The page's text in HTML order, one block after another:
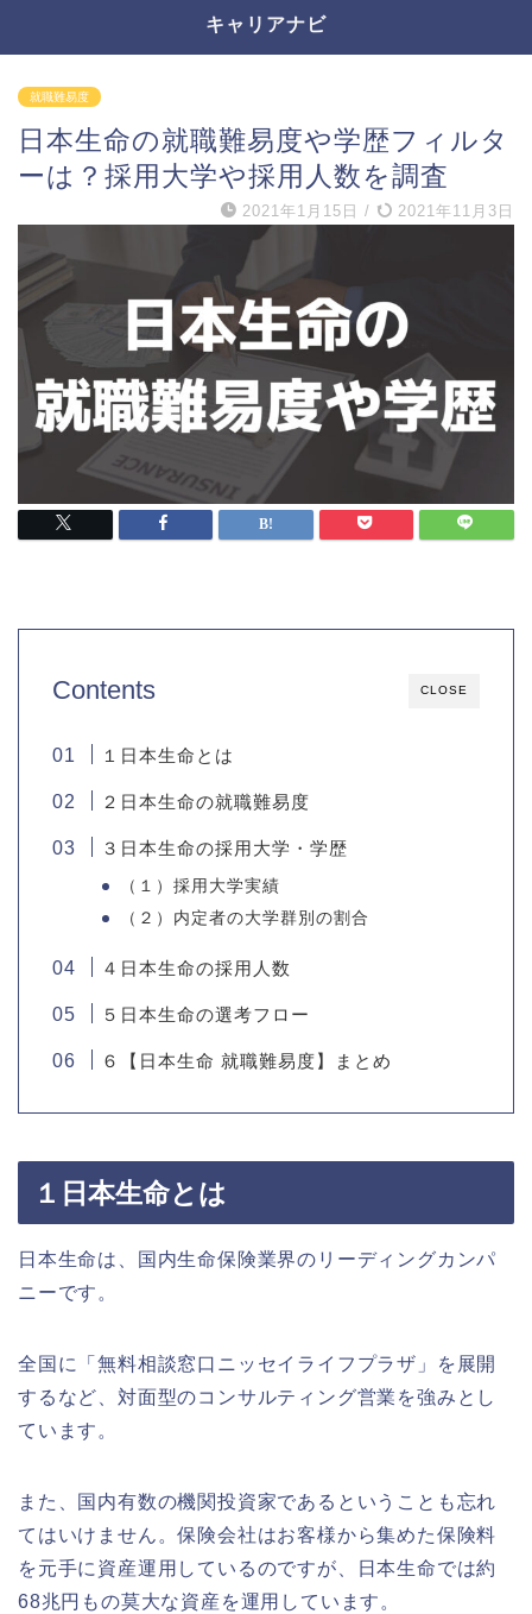
キャリアナビ
就職難易度
日本生命の就職難易度や学歴フィルタ
ーは？採用大学や採用人数を調査
2021年1月15日 / 2021年11月3日
CLOSE
Contents
１日本生命とは
２日本生命の就職難易度
３日本生命の採用大学・学歴
（１）採用大学実績
（２）内定者の大学群別の割合
４日本生命の採用人数
５日本生命の選考フロー
６【日本生命 就職難易度】まとめ
１日本生命とは
日本生命は、国内生命保険業界のリーディングカンパ
ニーです。
全国に「無料相談窓口ニッセイライフプラザ」を展開
するなど、対面型のコンサルティング営業を強みとし
ています。
また、国内有数の機関投資家であるということも忘れ
てはいけません。保険会社はお客様から集めた保険料
を元手に資産運用しているのですが、日本生命では約
68兆円もの莫大な資産を運用しています。